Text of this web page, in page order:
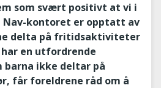
som svært positivt at vi i
Nav-kontoret er opptatt av
delta på fritidsaktiviteter
en utfordrende
barna ikke deltar på
får foreldrene råd om å